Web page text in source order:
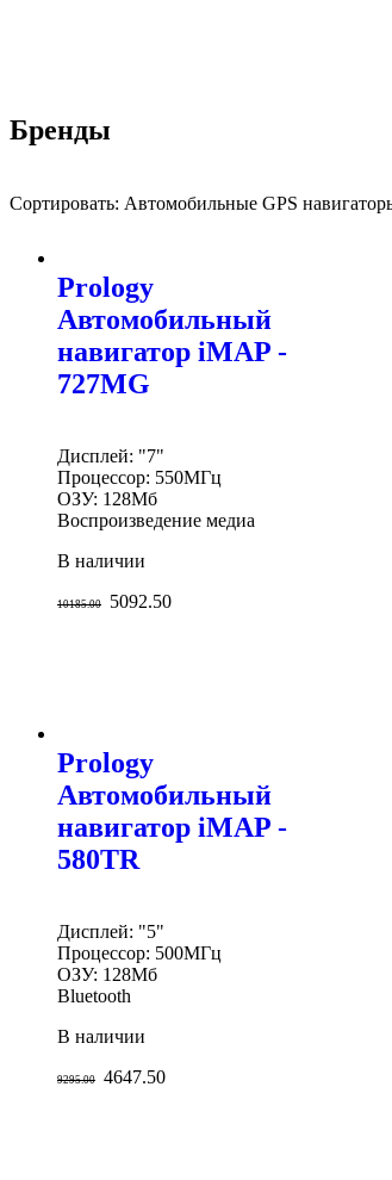
Бренды
Сортировать: Автомобильные GPS
Prology
Автомобильный
навигатор iMAP -
727MG
Дисплей: "7"
Процессор: 550МГц
ОЗУ: 128Мб
Воспроизведение медиа
В наличии
10185.00 5092.50
Prology
Автомобильный
навигатор iMAP -
580TR
Дисплей: "5"
Процессор: 500МГц
ОЗУ: 128Мб
Bluetooth
В наличии
9295.00 4647.50